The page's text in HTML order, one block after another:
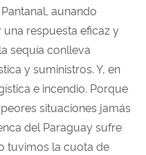
aunando
respuesta eficaz y
sequía conlleva
y suministros. Y, en
e incendio. Porque
situaciones jamás
del Paraguay sufre
tuvimos la cuota de